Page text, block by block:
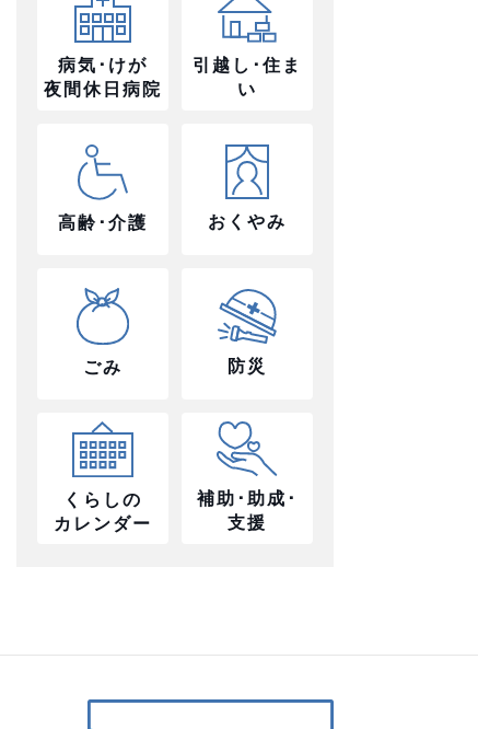
病気･けが
夜間休日病院
引越し･住ま
い
高齢･介護 おくやみ
ごみ 防災
くらしの
カレンダー
補助･助成･
支援